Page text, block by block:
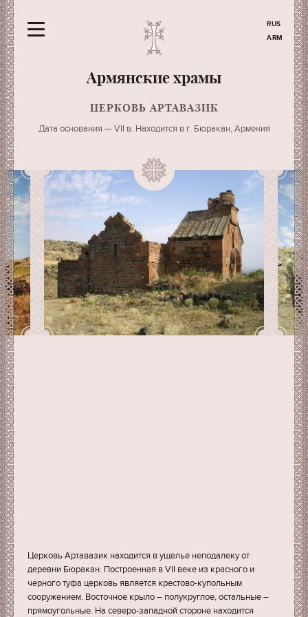
RUS
ARM
Армянские храмы
ЦЕРКОВЬ АРТАВАЗИК
Дата основания — VII в. Находится в г. Бюракан, Армения
Церковь Артавазик находится в ущелье неподалеку от
деревни Бюракан. Построенная в VII веке из красного и
черного туфа церковь является крестово-купольным
сооружением. Восточное крыло – полукруглое, остальные –
прямоугольные. На северо-западной стороне находится